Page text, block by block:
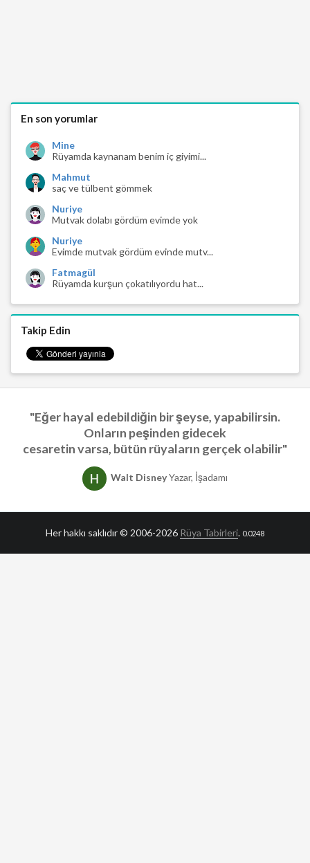
En son yorumlar
Mine
Rüyamda kaynanam benim iç giyimi...
Mahmut
saç ve tülbent gömmek
Nuriye
Mutvak dolabı gördüm evimde yok
Nuriye
Evimde mutvak gördüm evinde mutv...
Fatmagül
Rüyamda kurşun çokatılıyordu hat...
Takip Edin
"Eğer hayal edebildiğin bir şeyse, yapabilirsin.
Onların peşinden gidecek
cesaretin varsa, bütün rüyaların gerçek olabilir"
Walt DisneyYazar, İşadamı
Her hakkı saklıdır © 2006-2026 Rüya Tabirleri. 0.0248